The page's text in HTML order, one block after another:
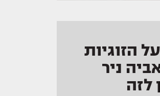
הזוגיות
ניר
לזה